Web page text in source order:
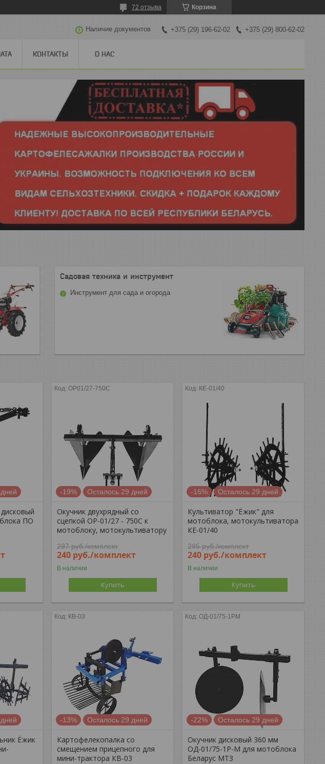
Корзина
72 отзыва
Наличие документов +375 (29) 196-62-02 +375 (29) 800-62-02
КОНТАКТЫ О НАС
Садовая техника и инструмент
Инструмент для сада и огорода
ПО
ОР01/27-750С
-19% Осталось 29 дней
Окучник двухрядный со
сцепкой ОР-01/27 - 750С к
мотоблоку, мотокультиватору
297руб./комплект
240 руб./комплект
В наличии
Купить
КЕ-01/40
-16% Осталось 29 дней
Культиватор "Ёжик" для
мотоблока, мотокультиватора
КЕ-01/40
285руб./комплект
240 руб./комплект
В наличии
Купить
Ёжик
КВ-03
-13% Осталось 29 дней
Картофелекопалка со
смещением прицепного для
мини-трактора КВ-03
ОД-01/75-1РМ
-22% Осталось 29 дней
Окучник дисковый 360 мм
ОД-01/75-1Р-М для мотоблока
Беларус МТЗ